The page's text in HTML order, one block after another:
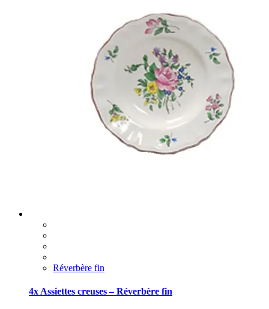
Réverbère fin
4x Assiettes creuses – Réverbère fin